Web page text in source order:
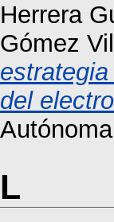
Herrera
Gómez
del
L